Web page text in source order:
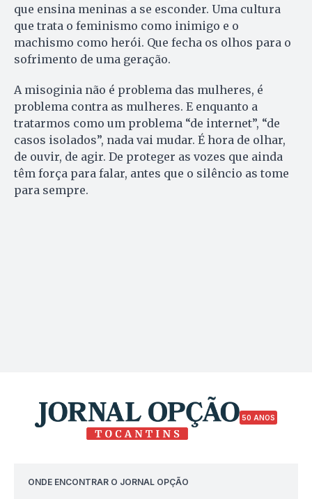
que ensina meninas a se esconder. Uma cultura
que trata o feminismo como inimigo e o
machismo como herói. Que fecha os olhos para o
sofrimento de uma geração.
A misoginia não é problema das mulheres, é
problema contra as mulheres. E enquanto a
tratarmos como um problema “de internet”, “de
casos isolados”, nada vai mudar. É hora de olhar,
de ouvir, de agir. De proteger as vozes que ainda
têm força para falar, antes que o silêncio as tome
para sempre.
50 ANOS
ONDE ENCONTRAR O JORNAL OPÇÃO